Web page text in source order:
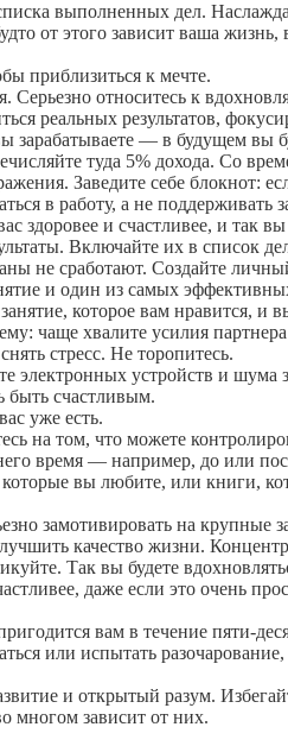
выполненных дел.
от этого зависит ваша жизнь,
приблизиться к мечте.
Серьезно относитесь к
реальных результатов,
зарабатываете — в будущем вы
туда 5% дохода. Со
Заведите себе блокнот:
в работу, а не поддерживать
и счастливее, и так
Включайте их в список
не сработают. Создайте
и один из самых
которое вам нравится, и
чаще хвалите усилия
стресс. Не торопитесь.
устройств и шума
быть счастливым.
уже есть.
на том, что можете
время — например, до или
вы любите, или книги,
замотивировать на крупные
качество жизни.
Так вы будете
даже если это очень
вам в течение пяти-
или испытать
и открытый разум.
многом зависит от них.